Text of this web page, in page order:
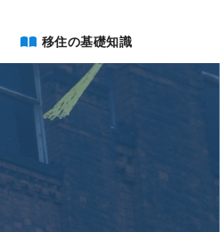
移住の基礎知識